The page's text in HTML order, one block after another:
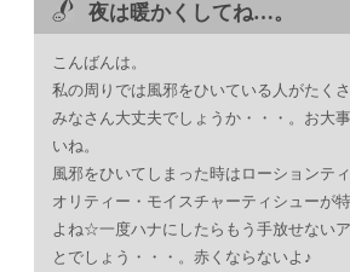
夜は暖かくしてね…。
こんばんは。
私の周りでは風邪をひいている人がたくさ
みなさん大丈夫でしょうか・・・。お大
いね。
風邪をひいてしまった時はローションテ
オリティー・モイスチャーティシューが
よね☆一度ハナにしたらもう手放せない
とでしょう・・・。赤くならないよ♪